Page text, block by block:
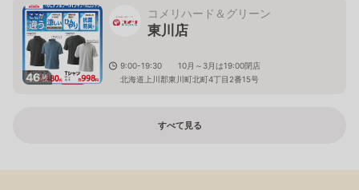
46枚
コメリハード＆グリーン
東川店
9:00-19:30 10月～3月は19:00閉店
北海道上川郡東川町北町4丁目2番15号
すべて見る